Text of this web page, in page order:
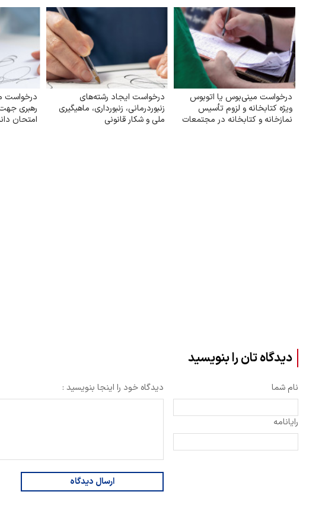
درخواست مینی‌بوس یا اتوبوس
ویژه کتابخانه و لزوم تأسیس
نمازخانه و کتابخانه در مجتمعات
درخواست ایجاد رشته‌های
زنبوردرمانی، زنبورداری، ماهیگیری
ملی و شکار قانونی
درخواست
رهبری
امتحان
دیدگاه تان را بنویسید
نام شما
رایانامه
دیدگاه خود را اینجا بنویسید :
ارسال دیدگاه